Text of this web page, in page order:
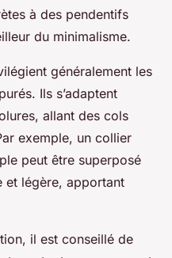
à des pendentifs
du minimalisme.
généralement les
Ils s’adaptent
allant des cols
exemple, un collier
peut être superposé
et légère, apportant
il est conseillé de